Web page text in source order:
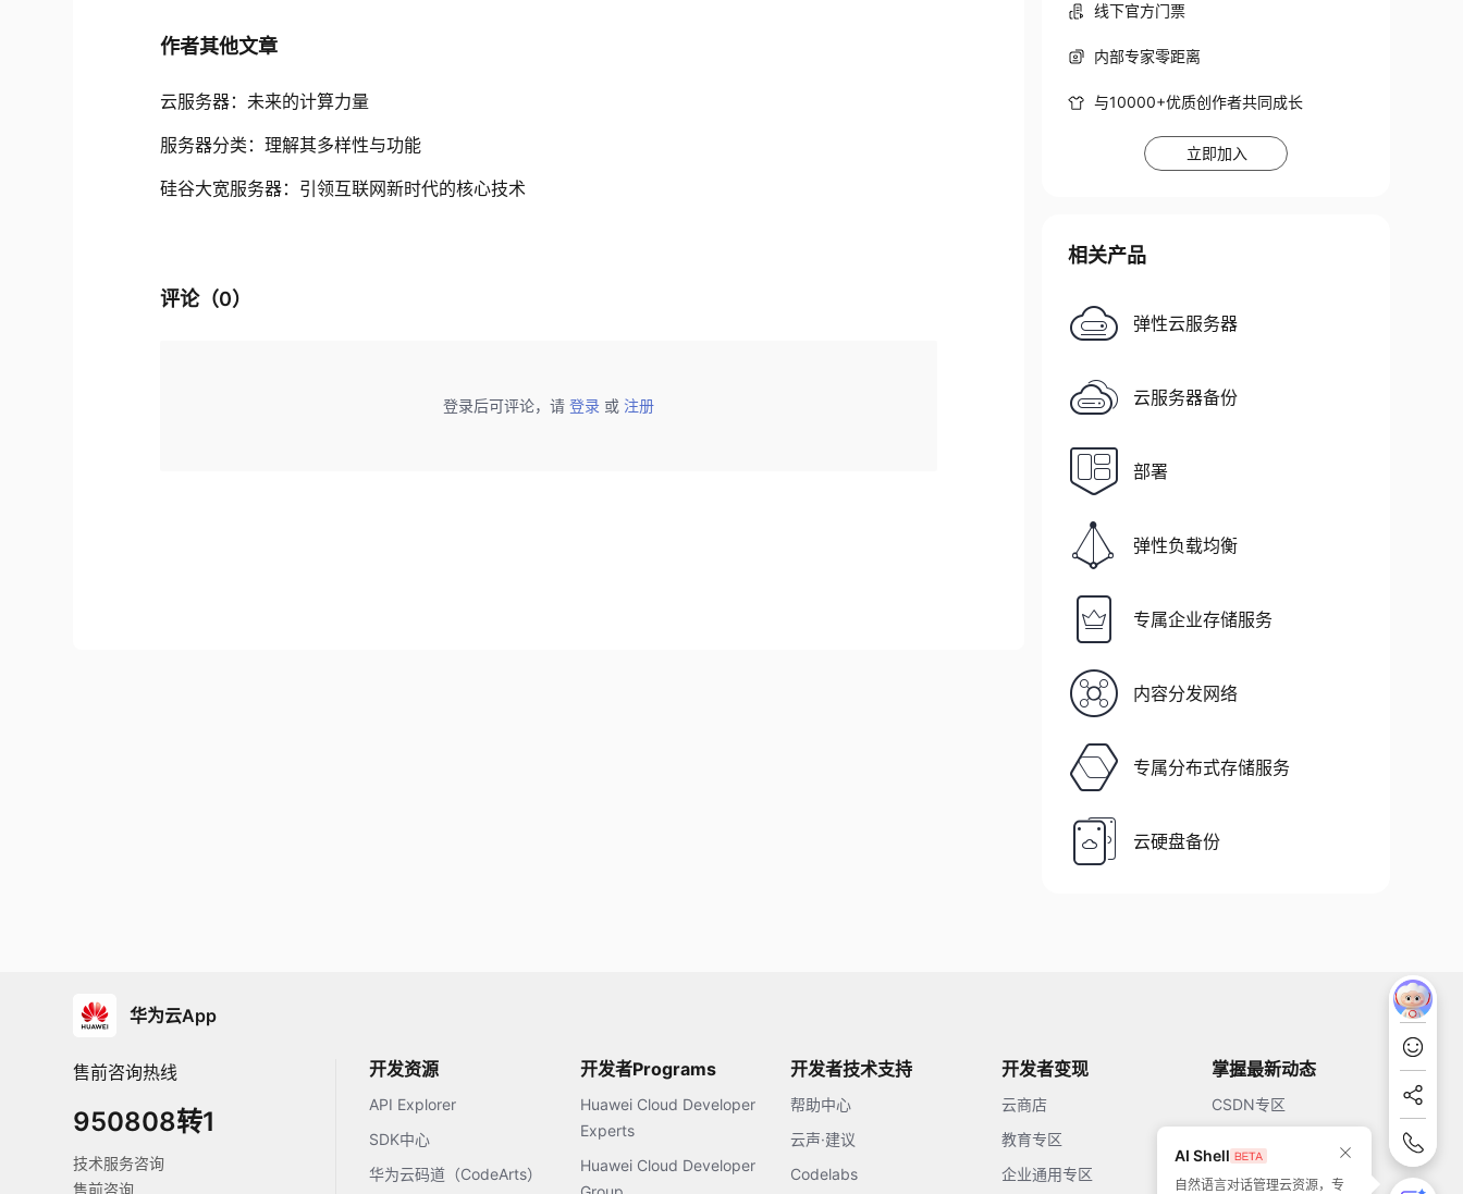
作者其他文章
云服务器：未来的计算力量
服务器分类：理解其多样性与功能
硅谷大宽服务器：引领互联网新时代的核心技术
评论（0）
登录后可评论，请 登录 或 注册
线下官方门票
内部专家零距离
与10000+优质创作者共同成长
立即加入
相关产品
弹性云服务器
云服务器备份
部署
弹性负载均衡
专属企业存储服务
内容分发网络
专属分布式存储服务
云硬盘备份
AI Shell
自然语言对话管理云资源，专
华为云App
售前咨询热线
950808转1
技术服务咨询
售前咨询
开发资源
API Explorer
SDK中心
华为云码道（CodeArts）
开发者Programs
Huawei Cloud Developer
Experts
Huawei Cloud Developer
开发者技术支持
帮助中心
云声·建议
Codelabs
开发者变现
云商店
教育专区
企业通用专区
掌握最新动态
CSDN专区
开源中国